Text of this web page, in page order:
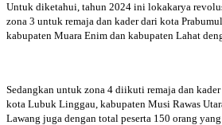
Untuk diketahui, tahun 2024 ini lokakarya
zona 3 untuk remaja dan kader dari kota
kabupaten Muara Enim dan kabupaten Lahat
Sedangkan untuk zona 4 diikuti remaja dan
kota Lubuk Linggau, kabupaten Musi Rawas
Lawang juga dengan total peserta 150 orang